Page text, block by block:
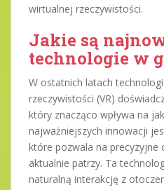
wirtualnej rzeczywistości.
Jakie są
technologie w
W ostatnich latach
rzeczywistości (VR)
który znacząco wpływa na
najważniejszych innowacji
które pozwala na precyzyjne
aktualnie patrzy. Ta
naturalną interakcję z